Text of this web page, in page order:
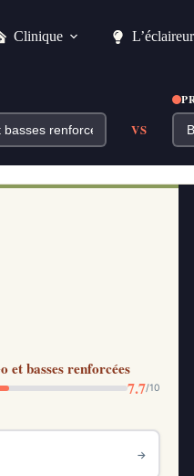
Clinique L’éclaireur
VS
et basses renforcées
7.7/10
→